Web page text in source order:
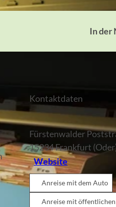
In der
Kontaktdaten
Fürstenwalder
15234Frankfurt
Website
Anreise mit dem Auto
Anreise mit